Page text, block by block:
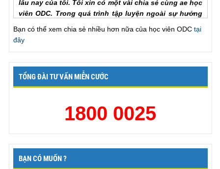
viên ODC. Trong quá trình tập luyện ngoài sự hướng
dẫn của hlv cần hơn hết là sự chia sẻ của ae học viên
với nhau để hiểu rõ từng vấn đề của phương pháp.
Trước khi đến với ODC tình trạng của tôi rất tệ, qh chỉ
sẻ với chuong trinh, tôi đã chăm chỉ làm lại từ đầu và
tôi nhận ra ... , lúc này cũng giống như khi đã xuất
xuat tinh thi ko bi mất sức và qh rat xung o lan thu 2.
Bạn có thể xem chia sẻ nhiều hơn nữa của học viên ODC tại
đây
TỔNG ĐÀI TƯ VẤN MIỄN CƯỚC
1800 0025
BẠN CÓ MUỐN ?